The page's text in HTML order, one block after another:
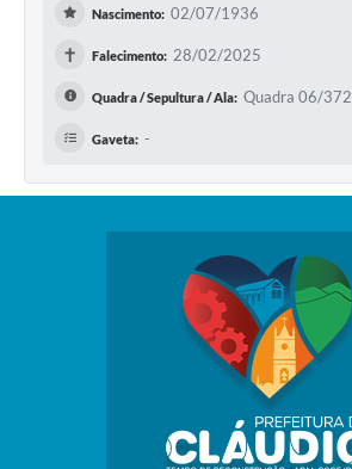
Nascimento: 02/07/1936
✝ Falecimento: 28/02/2025
Quadra / Sepultura / Ala: Quadra 06/372
Gaveta: -